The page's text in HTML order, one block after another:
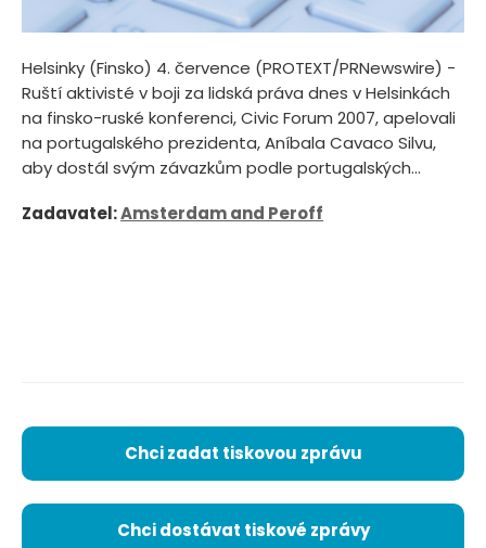
Helsinky (Finsko) 4. července (PROTEXT/PRNewswire) -
Ruští aktivisté v boji za lidská práva dnes v Helsinkách
na finsko-ruské konferenci, Civic Forum 2007, apelovali
na portugalského prezidenta, Aníbala Cavaco Silvu,
aby dostál svým závazkům podle portugalských...
Zadavatel:Amsterdam and Peroff
Chci zadat tiskovou zprávu
Chci dostávat tiskové zprávy